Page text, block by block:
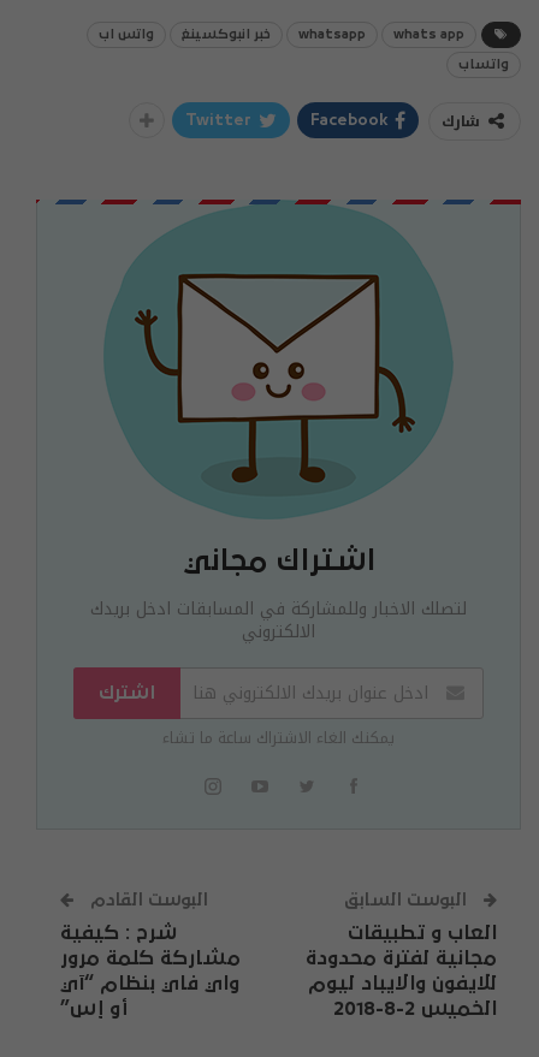
whats app
whatsapp خبر انبوكسينغ واتس اب
واتساب
شارك Facebook
Twitter
اشتراك مجاني
لتصلك الاخبار وللمشاركة في المسابقات ادخل بريدك
الالكتروني
اشترك
يمكنك الغاء الاشتراك ساعة ما تشاء
البوست السابق
العاب و تطبيقات
مجانية لفترة محدودة
للايفون والايباد ليوم
الخميس 2-8-2018
البوست القادم
شرح : كيفية
مشاركة كلمة مرور
واي فاي بنظام “آي
أو إس”